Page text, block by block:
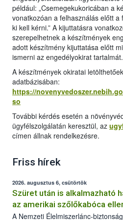
például: „Csemegekukoricában a
vonatkozóan a felhasználás előtt
ki kell kérni.” A kijuttatásra
szerepelhetnek a készítmények
adott készítmény kijuttatása előtt
ismerni az engedélyokirat tartalmát.
A készítmények okiratai
adatbázisában:
https://
so
További kérdés esetén a
ügyfélszolgálatán keresztül, az
címen állnak rendelkezésre.
Friss hírek
2026. augusztus 6, csütörtök
Szüret után is alkalmazható
az amerikai szőlőkabóca
A Nemzeti Élelmiszerlánc-